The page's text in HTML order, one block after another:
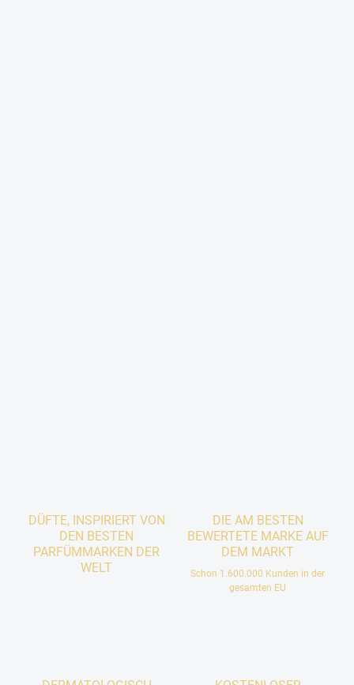
DÜFTE, INSPIRIERT VON
DEN BESTEN
PARFÜMMARKEN DER
WELT
DIE AM BESTEN
BEWERTETE MARKE AUF
DEM MARKT
Schon 1.600.000 Kunden in der
gesamten EU